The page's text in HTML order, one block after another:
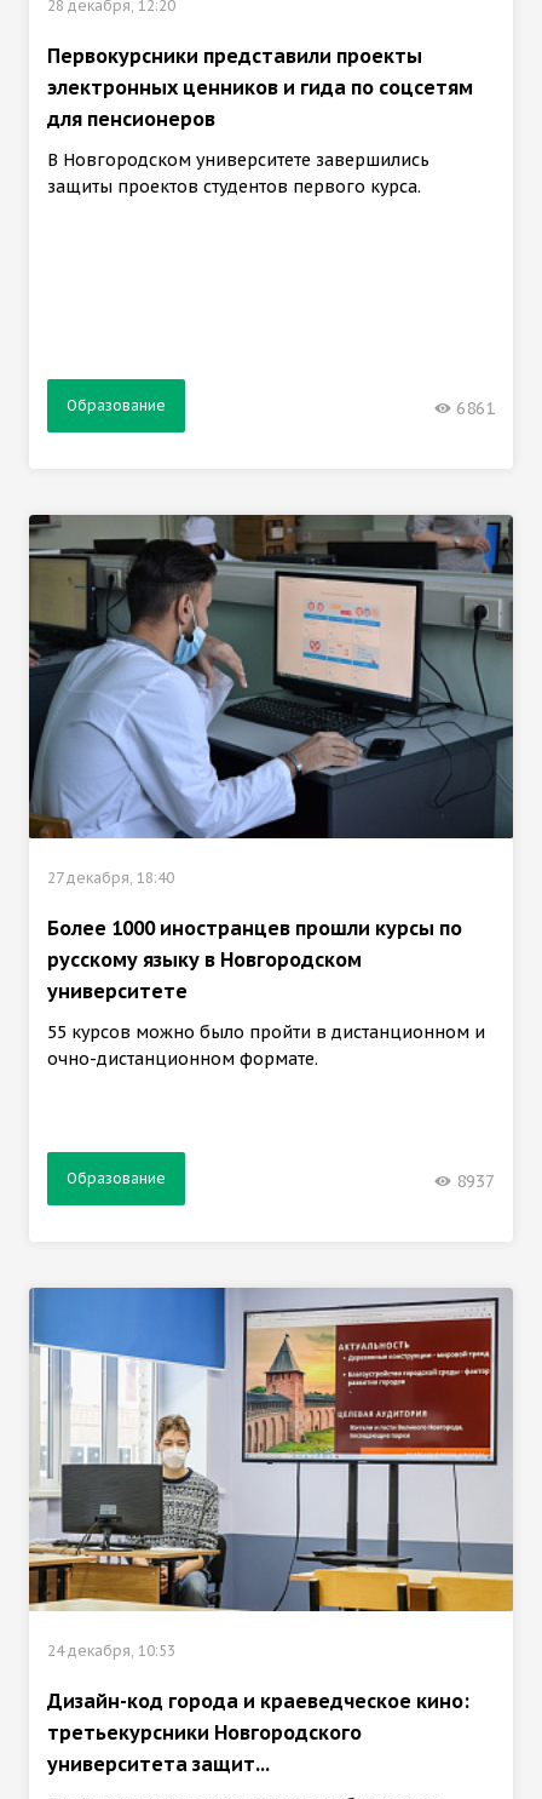
28 декабря, 12:20
Первокурсники представили проекты
электронных ценников и гида по соцсетям
для пенсионеров
В Новгородском университете завершились
защиты проектов студентов первого курса.
Образование 6861
27 декабря, 18:40
Более 1000 иностранцев прошли курсы по
русскому языку в Новгородском
университете
55 курсов можно было пройти в дистанционном и
очно-дистанционном формате.
Образование 8937
24 декабря, 10:53
Дизайн-код города и краеведческое кино:
третьекурсники Новгородского
университета защит...